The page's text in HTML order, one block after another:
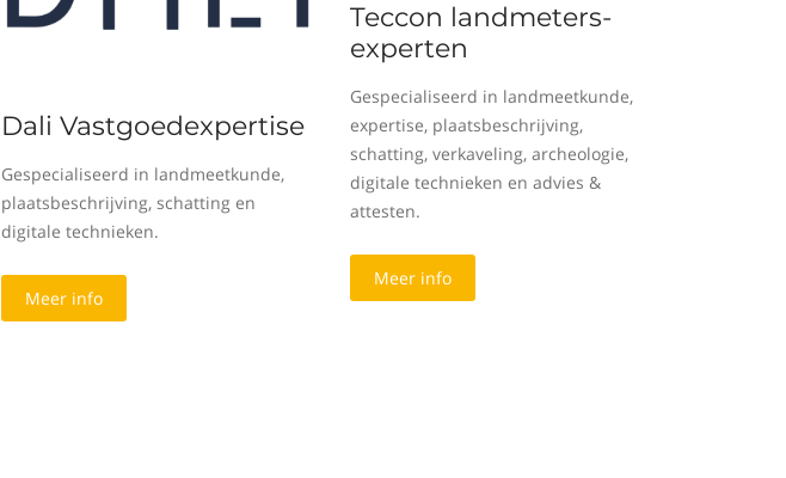
Dali Vastgoedexpertise
Gespecialiseerd in landmeetkunde,
plaatsbeschrijving, schatting en
digitale technieken.
Meer info
Teccon landmeters-
experten
Gespecialiseerd in landmeetkunde,
expertise, plaatsbeschrijving,
schatting, verkaveling, archeologie,
digitale technieken en advies &
attesten.
Meer info